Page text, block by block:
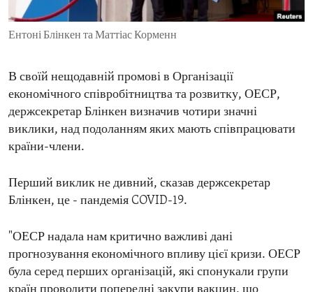
ENVIRONMENT AND HEALTH
IDEALS AND INSTITUTIONS
Ентоні Блінкен та Маттіас Корменн
В своїй нещодавній промові в Організації
економічного співробітництва та розвитку, ОЕСР,
держсекретар Блінкен визначив чотири значні
виклики, над подоланням яких мають співпрацювати
країни-члени.
Перший виклик не дивний, сказав держсекретар
Блінкен, це - пандемія COVID-19.
"ОЕСР надала нам критично важливі дані
прогнозування економічного впливу цієї кризи. ОЕСР
була серед перших організацій, які спонукали групи